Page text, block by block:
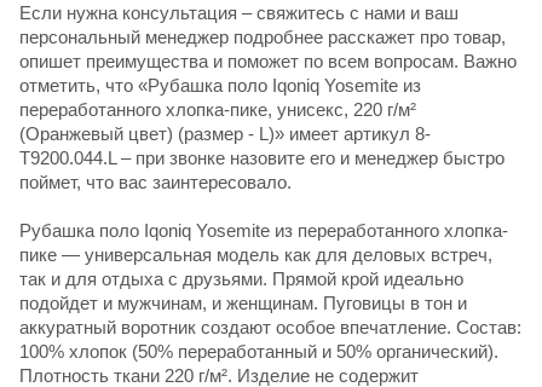
Если нужна консультация – свяжитесь с нами и ваш
персональный менеджер подробнее расскажет про товар,
опишет преимущества и поможет по всем вопросам. Важно
отметить, что «Рубашка поло Iqoniq Yosemite из
переработанного хлопка-пике, унисекс, 220 г/м²
(Оранжевый цвет) (размер - L)» имеет артикул 8-
T9200.044.L – при звонке назовите его и менеджер быстро
поймет, что вас заинтересовало.
Рубашка поло Iqoniq Yosemite из переработанного хлопка-
пике — универсальная модель как для деловых встреч,
так и для отдыха с друзьями. Прямой крой идеально
подойдет и мужчинам, и женщинам. Пуговицы в тон и
аккуратный воротник создают особое впечатление. Состав:
100% хлопок (50% переработанный и 50% органический).
Плотность ткани 220 г/м². Изделие не содержит